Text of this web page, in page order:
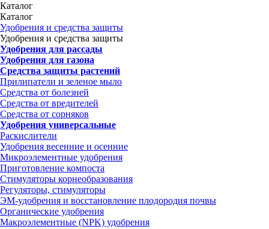
Каталог
Каталог
Удобрения и средства защиты
Удобрения и средства защиты
Удобрения для рассады
Удобрения для газона
Средства защиты растений
Прилипатели и зеленое мыло
Средства от болезней
Средства от вредителей
Средства от сорняков
Удобрения универсальные
Раскислители
Удобрения весенние и осенние
Микроэлементные удобрения
Приготовление компоста
Стимуляторы корнеобразования
Регуляторы, стимуляторы
ЭМ-удобрения и восстановление плодородия почвы
Органические удобрения
Макроэлементные (NPK) удобрения